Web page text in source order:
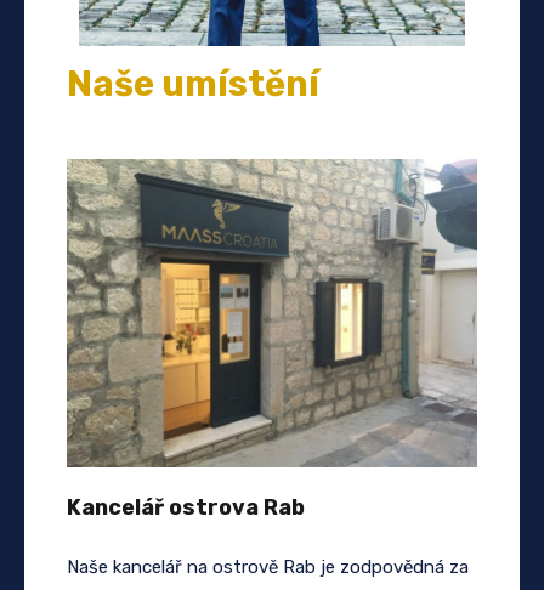
Naše umístění
Kancelář ostrova Rab
Naše kancelář na ostrově Rab je zodpovědná za